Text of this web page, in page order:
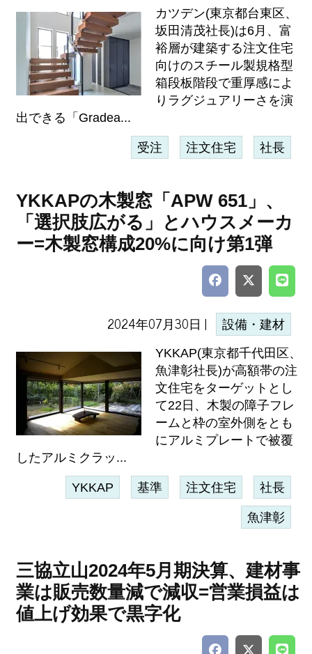
カツデン(東京都台東区、
坂田清茂社長)は6月、富
裕層が建築する注文住宅
向けのスチール製規格型
箱段板階段で重厚感によ
りラグジュアリーさを演
出できる「Gradea...
受注 注文住宅 社長
YKKAPの木製窓「APW 651」、
「選択肢広がる」とハウスメーカ
ー=木製窓構成20%に向け第1弾
2024年07月30日 | 設備・建材
YKKAP(東京都千代田区、
魚津彰社長)が高額帯の注
文住宅をターゲットとし
て22日、木製の障子フレ
ームと枠の室外側をとも
にアルミプレートで被覆
したアルミクラッ...
YKKAP 基準 注文住宅 社長
魚津彰
三協立山2024年5月期決算、建材事
業は販売数量減で減収=営業損益は
値上げ効果で黒字化